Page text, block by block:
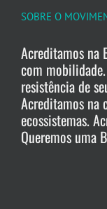
SOBRE O
Acreditamos na
com
resistência de
Acreditamos na
ecossistemas.
Queremos uma